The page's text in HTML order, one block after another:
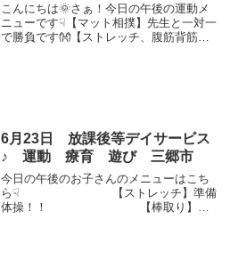
こんにちは🌞さぁ！今日の午後の運動メ
ニューです☟【マット相撲】先生と一対一
で勝負です👐【ストレッチ、腹筋背筋】
6月23日 放課後等デイサービス
♪ 運動 療育 遊び 三郷市
今日の午後のお子さんのメニューはこち
ら☟ 【ストレッチ】準備
体操！！ 【棒取り】よ